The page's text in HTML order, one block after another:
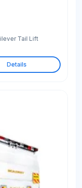
Tail Lift
Details